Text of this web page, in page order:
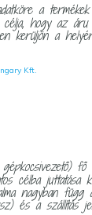
a
célja, hogy az áru
kerüljön a
Kft.
fő
célba juttatása
nagyban függ
és a szállítás